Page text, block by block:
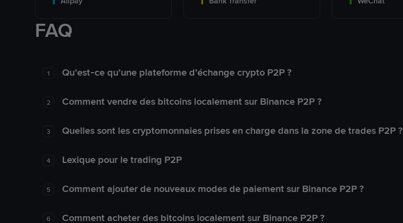
FAQ
1 Qu’est-ce qu’une plateforme d’échange crypto P2P ?
2 Comment vendre des bitcoins localement sur Binance P2P ?
3 Quelles sont les cryptomonnaies prises en charge dans la zone de trades P2P ?
4 Lexique pour le trading P2P
5 Comment ajouter de nouveaux modes de paiement sur Binance P2P ?
6 Comment acheter des bitcoins localement sur Binance P2P ?